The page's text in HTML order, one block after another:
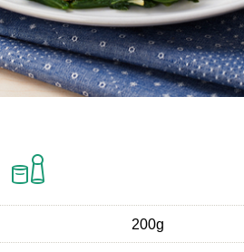
200g